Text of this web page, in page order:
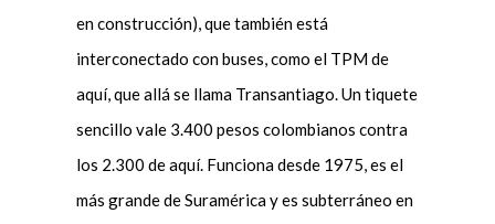
en construcción), que también está
interconectado con buses, como el TPM de
aquí, que allá se llama Transantiago. Un tiquete
sencillo vale 3.400 pesos colombianos contra
los 2.300 de aquí. Funciona desde 1975, es el
más grande de Suramérica y es subterráneo en